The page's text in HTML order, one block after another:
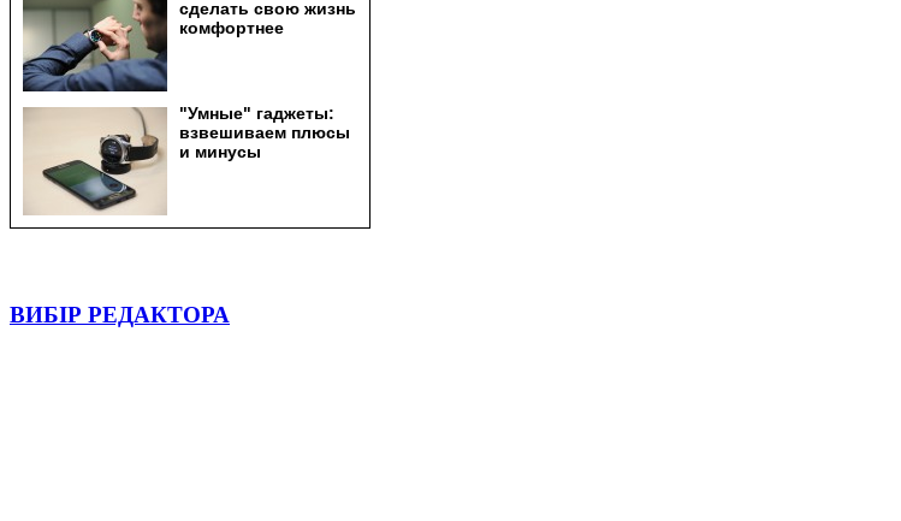
ВИБІР РЕДАКТОРА